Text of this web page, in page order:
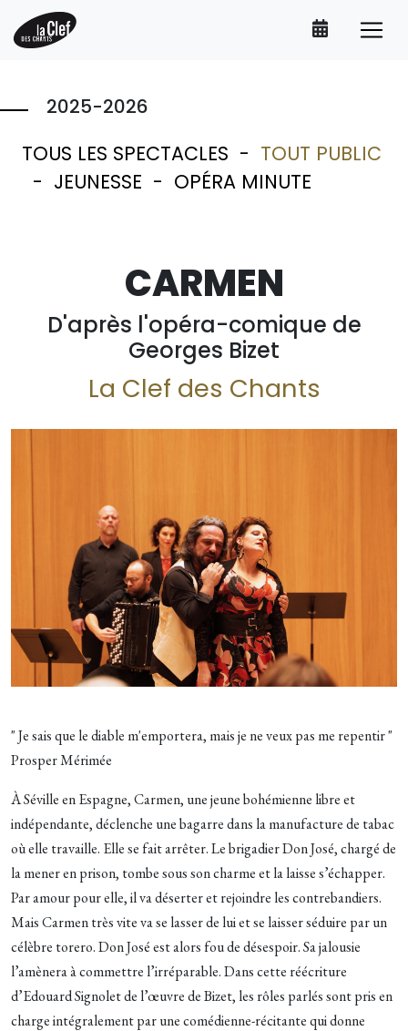
2025-2026
TOUS LES SPECTACLES - TOUT PUBLIC
- JEUNESSE - OPÉRA MINUTE
CARMEN
D'après l'opéra-comique de
Georges Bizet
La Clef des Chants
" Je sais que le diable m'emportera, mais je ne veux pas me repentir "
Prosper Mérimée
À Séville en Espagne, Carmen, une jeune bohémienne libre et
indépendante, déclenche une bagarre dans la manufacture de tabac
où elle travaille. Elle se fait arrêter. Le brigadier Don José, chargé de
la mener en prison, tombe sous son charme et la laisse s’échapper.
Par amour pour elle, il va déserter et rejoindre les contrebandiers.
Mais Carmen très vite va se lasser de lui et se laisser séduire par un
célèbre torero. Don José est alors fou de désespoir. Sa jalousie
l’amènera à commettre l’irréparable. Dans cette réécriture
d’Edouard Signolet de l’œuvre de Bizet, les rôles parlés sont pris en
charge intégralement par une comédienne-récitante qui donne